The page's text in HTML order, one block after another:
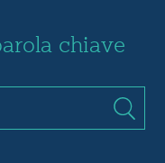
chiave